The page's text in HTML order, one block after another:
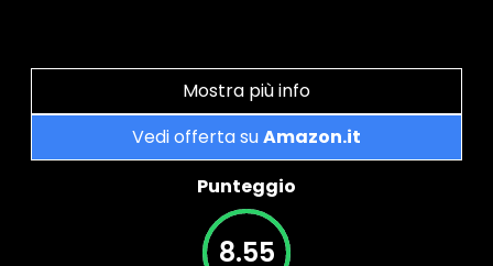
Mostra più info
Vedi offerta suAmazon.it
Punteggio
8.55